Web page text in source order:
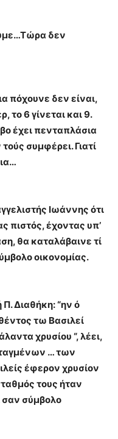
δεν
πόχουνε δεν είναι,
το 6 γίνεται και 9.
έχει πενταπλάσια
συμφέρει. Γιατί
Ιωάννης ότι
πιστός, έχοντας υπ’
θα καταλάβαινε τί
οικονομίας.
Π. Διαθήκη: “ην ό
τω Βασιλεί
χρυσίου “, λέει,
… των
έφερον χρυσίον
τους ήταν
σαν σύμβολο